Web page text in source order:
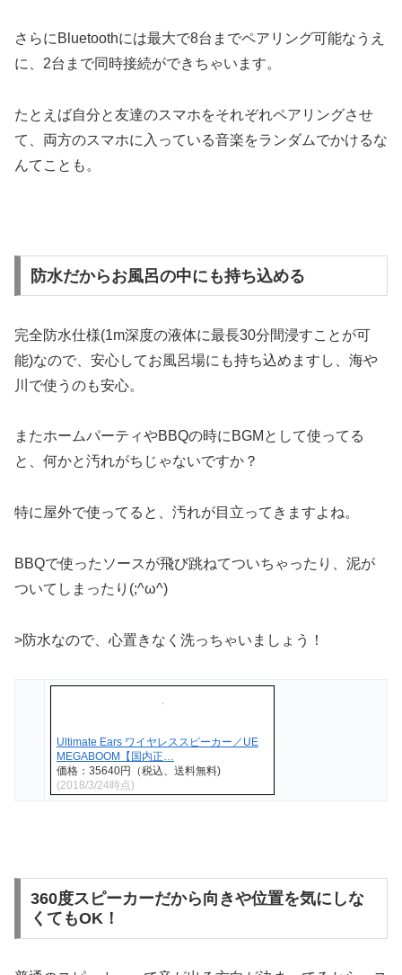
さらにBluetoothには最大で8台までペアリング可能なうえ
に、 2台まで同時接続ができちゃいます。
たとえば自分と友達のスマホをそれぞれペアリングさせ
て、両方のスマホに入っている音楽をランダムでかけるな
んてことも。
防水だからお風呂の中にも持ち込める
完全防水仕様(1m深度の液体に最長30分間浸すことが可
能)なので、安心してお風呂場にも持ち込めますし、海や
川で使うのも安心。
またホームパーティやBBQの時にBGMとして使ってる
と、何かと汚れがちじゃないですか？
特に屋外で使ってると、汚れが目立ってきますよね。
BBQで使ったソースが飛び跳ねてついちゃったり、泥が
ついてしまったり(;^ω^)
>防水なので、心置きなく洗っちゃいましょう！
Ultimate Ears ワイヤレススピーカー／UE
MEGABOOM【国内正…
価格：35640円（税込、送料無料)
(2018/3/24時点)
360度スピーカーだから向きや位置を気にしな
くてもOK！